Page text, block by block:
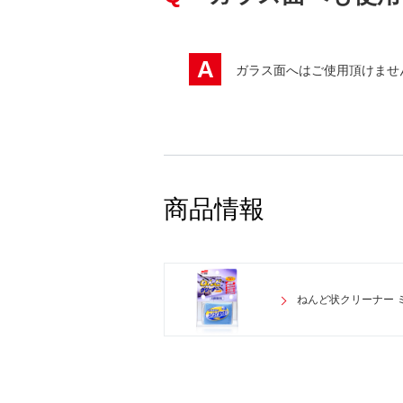
A ガラス面へはご使用頂けませ
商品情報
ねんど状クリーナー